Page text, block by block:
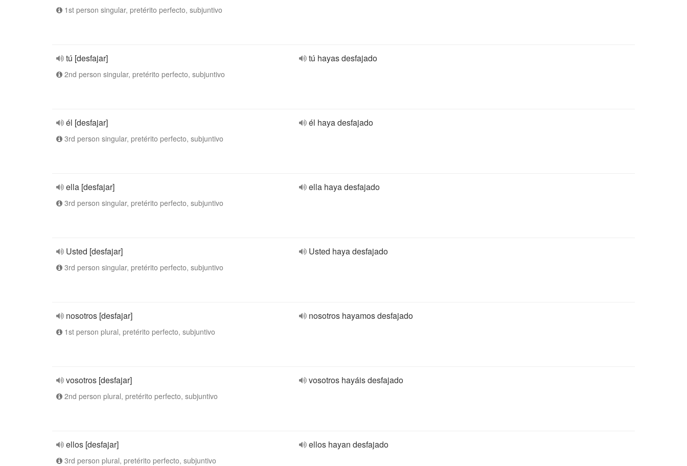
1st person singular, pretérito perfecto, subjuntivo
tú [desfajar]
2nd person singular, pretérito perfecto, subjuntivo
tú hayas desfajado
él [desfajar]
3rd person singular, pretérito perfecto, subjuntivo
él haya desfajado
ella [desfajar]
3rd person singular, pretérito perfecto, subjuntivo
ella haya desfajado
Usted [desfajar]
3rd person singular, pretérito perfecto, subjuntivo
Usted haya desfajado
nosotros [desfajar]
1st person plural, pretérito perfecto, subjuntivo
nosotros hayamos desfajado
vosotros [desfajar]
2nd person plural, pretérito perfecto, subjuntivo
vosotros hayáis desfajado
ellos [desfajar]
3rd person plural, pretérito perfecto, subjuntivo
ellos hayan desfajado